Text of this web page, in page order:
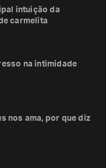
intuição da
carmelita
na intimidade
nos ama, por que diz